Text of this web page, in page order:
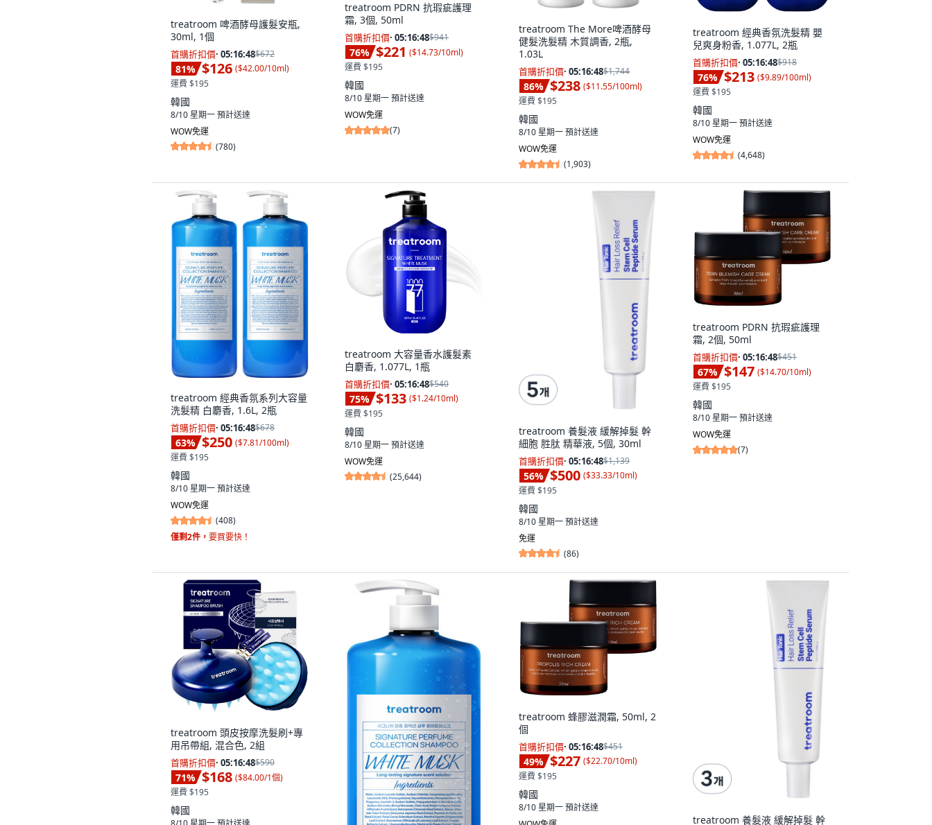
treatroom 啤酒酵母護髮安瓶,
30ml, 1個
首購折扣價· 05:16:47$672
81% $126 ($42.00/10ml)
運費 $195
韓國
8/10 星期一預計送達
WOW免運
(780)
treatroom PDRN 抗瑕疵護理
霜, 3個, 50ml
首購折扣價· 05:16:47$941
76% $221 ($14.73/10ml)
運費 $195
韓國
8/10 星期一預計送達
WOW免運
(7)
treatroom The More啤酒酵母
健髮洗髮精 木質調香, 2瓶,
1.03L
首購折扣價· 05:16:47$1,744
86% $238 ($11.55/100ml)
運費 $195
韓國
8/10 星期一預計送達
WOW免運
(1,903)
treatroom 經典香氛洗髮精 嬰
兒爽身粉香, 1.077L, 2瓶
首購折扣價· 05:16:47$918
76% $213 ($9.89/100ml)
運費 $195
韓國
8/10 星期一預計送達
WOW免運
(4,648)
treatroom 經典香氛系列大容量
洗髮精 白麝香, 1.6L, 2瓶
首購折扣價· 05:16:47$678
63% $250 ($7.81/100ml)
運費 $195
韓國
8/10 星期一預計送達
WOW免運
(408)
僅剩2件， 要買要快！
treatroom 大容量香水護髮素
白麝香, 1.077L, 1瓶
首購折扣價· 05:16:47$540
75% $133 ($1.24/10ml)
運費 $195
韓國
8/10 星期一預計送達
WOW免運
(25,644)
treatroom 養髮液 緩解掉髮 幹
細胞 胜肽 精華液, 5個, 30ml
首購折扣價· 05:16:47$1,139
56% $500 ($33.33/10ml)
運費 $195
韓國
8/10 星期一預計送達
免運
(86)
treatroom PDRN 抗瑕疵護理
霜, 2個, 50ml
首購折扣價· 05:16:47$451
67% $147 ($14.70/10ml)
運費 $195
韓國
8/10 星期一預計送達
WOW免運
(7)
treatroom 頭皮按摩洗髮刷+專
用吊帶組, 混合色, 2組
首購折扣價· 05:16:47$590
71% $168 ($84.00/1個)
運費 $195
韓國
treatroom 蜂膠滋潤霜, 50ml, 2
個
首購折扣價· 05:16:47$451
49% $227 ($22.70/10ml)
運費 $195
韓國
8/10 星期一預計送達
treatroom 養髮液 緩解掉髮 幹